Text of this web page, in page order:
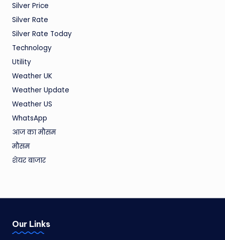
Silver Price
Silver Rate
Silver Rate Today
Technology
Utility
Weather UK
Weather Update
Weather US
WhatsApp
आज का मौसम
मौसम
शेयर बाजार
Our Links